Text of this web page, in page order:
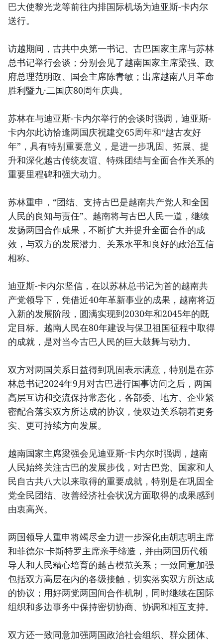
巴大使黎光龙等前往内排国际机场为迪亚斯-卡内尔
送行。
访越期间，古共中央第一书记、古巴国家主席与苏林
总书记举行会谈；分别会见了越南国家主席梁强、政
府总理范明政、国会主席陈青敏；出席越南八月革命
胜利暨九·二国庆80周年庆典。
苏林在与迪亚斯-卡内尔举行的会谈时强调，迪亚斯-
卡内尔此访恰逢两国庆祝建交65周年和“越古友好
年”，具有特别重要意义，是进一步巩固、拓展、提
升和深化越古传统友谊、特殊团结与全面合作关系的
重要里程碑和强大动力。
苏林重申，“团结、支持古巴是越南共产党人和全国
人民的良知与责任”。越南将与古巴人民一道，继续
发扬两国合作成果，不断扩大并提升全面合作的成
效，与双方的发展潜力、关系水平和良好的政治互信
相称。
迪亚斯-卡内尔坚信，在以苏林总书记为首的越南共
产党领导下，凭借近40年革新事业的成果，越南将迈
入新的发展阶段，圆满实现到2030年和2045年的既
定目标。越南人民在80年建设与保卫祖国征程中取得
的成就，是对当今古巴人民的巨大鼓舞与动力。
双方对两国关系日益得到巩固表示满意，特别是在苏
林总书记2024年9月对古巴进行国事访问之后，两国
高层互访和交流保持常态化，各部委、地方、企业紧
密配合落实双方所达成的协议，使双边关系朝着更务
实、更可持续方向发展。
越南国家主席梁强会见迪亚斯-卡内尔时强调，越南
人民始终关注古巴的发展步伐，对古巴党、国家和人
民自古共八大以来取得的重要成就，特别是在巩固全
党全民团结、改善经济社会状况方面取得的成果感到
由衷高兴。
两国领导人重申将竭尽全力进一步深化由胡志明主席
和菲德尔·卡斯特罗主席亲手缔造，并由两国历代领
导人和人民精心培育的越古模范关系；一致同意加强
包括双方高层在内的各级接触，切实落实双方所达成
的协议；用好两党两国间合作机制，同时继续在国际
组织和多边事务中保持密切协商、协调和相互支持。
双方还一致同意加强两国政治社会组织、群众团体、